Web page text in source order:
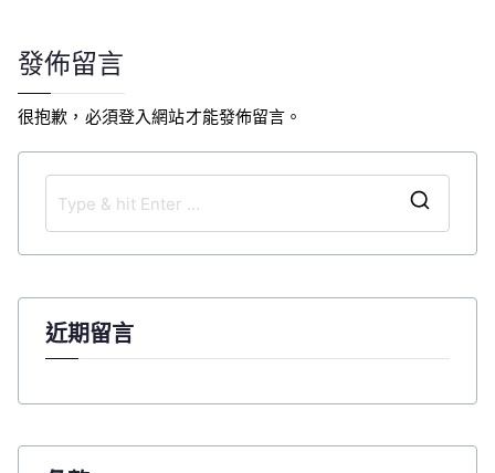
覽
發佈留言
很抱歉，必須登入網站才能發佈留言。
e
a
f
r
近期留言